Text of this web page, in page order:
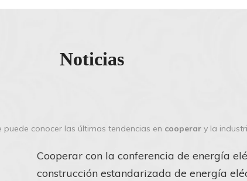
Noticias
puede conocer las últimas tendencias en cooperar y la
Cooperar con la conferencia de energía
construcción estandarizada de energía